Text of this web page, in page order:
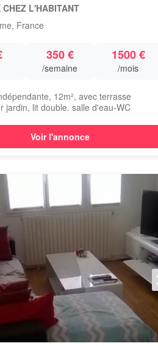
CHEZ L'HABITANT
France
350 €
/semaine
1500 €
/mois
12m², avec terrasse
jardin, lit double. salle d'eau-WC
Voir l'annonce